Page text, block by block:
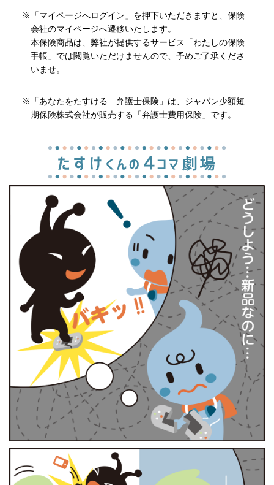
※「マイページへログイン」を押下いただきますと、保険
会社のマイページへ遷移いたします。
本保険商品は、弊社が提供するサービス「わたしの保険
手帳」では閲覧いただけませんので、予めご了承くださ
いませ。
※「あなたをたすける 弁護士保険」は、ジャパン少額短
期保険株式会社が販売する「弁護士費用保険」です。